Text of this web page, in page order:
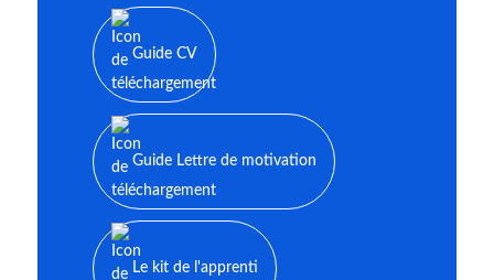
Guide CV
Guide Lettre de motivation
Le kit de l'apprenti